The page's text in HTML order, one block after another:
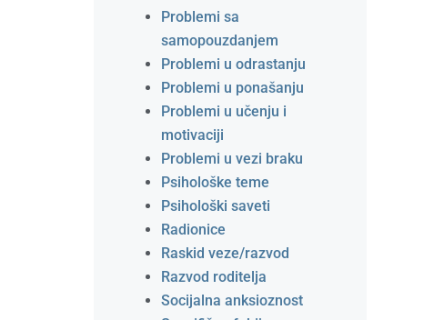
Problemi sa
samopouzdanjem
Problemi u odrastanju
Problemi u ponašanju
Problemi u učenju i
motivaciji
Problemi u vezi braku
Psihološke teme
Psihološki saveti
Radionice
Raskid veze/razvod
Razvod roditelja
Socijalna anksioznost